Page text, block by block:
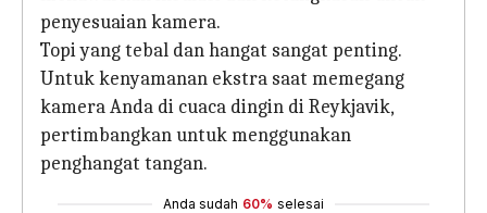
penyesuaian kamera.
Topi yang tebal dan hangat sangat penting.
Untuk kenyamanan ekstra saat memegang
kamera Anda di cuaca dingin di Reykjavik,
pertimbangkan untuk menggunakan
penghangat tangan.
Anda sudah 60% selesai